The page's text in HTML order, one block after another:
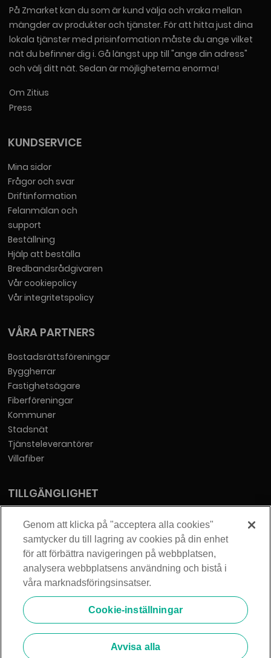
På Zmarket kan du som är kund välja och vraka mellan
mängder av produkter och tjänster. För att hitta just dina
lokala tjänster med prisinformation måste du ange vilket
nät du befinner dig i. Gå längst upp till "ange din adress"
och välj ditt nät. Sedan är möjligheterna enorma!
Om Zitius
Press
KUNDSERVICE
Mina sidor
Frågor och svar
Driftinformation
Felanmälan och
support
Beställning
Hjälp att beställa
Bredbandsrådgivaren
Vår cookiepolicy
Vår integritetspolicy
VÅRA PARTNERS
Bostadsrättsföreningar
Byggherrar
Fastighetsägare
Fiberföreningar
Kommuner
Stadsnät
Tjänsteleverantörer
Villafiber
TILLGÄNGLIGHET
Tillgänglighetsredogörelse
KONTAKT
Telia Sverige AB
Orgnummer: 556430-0142
Säte: Stockholm
info@zmarket.se
Genom att klicka på "acceptera alla cookies"
samtycker du till lagring av cookies på din enhet
för att förbättra navigeringen på webbplatsen,
analysera webbplatsens användning och bistå i
våra marknadsföringsinsatser.
Cookie-inställningar
Avvisa alla